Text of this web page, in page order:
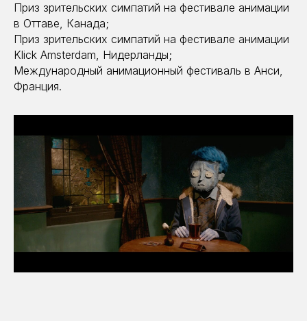
Приз зрительских симпатий на фестивале анимации
в Оттаве, Канада;
Приз зрительских симпатий на фестивале анимации
Klick Amsterdam, Нидерланды;
Международный анимационный фестиваль в Анси,
Франция.